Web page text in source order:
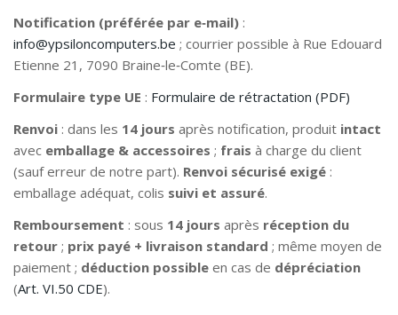
Notification (préférée par e‑mail) :
info@ypsiloncomputers.be ; courrier possible à Rue Edouard
Etienne 21, 7090 Braine‑le‑Comte (BE).
Formulaire type UE : Formulaire de rétractation (PDF)
Renvoi : dans les 14 jours après notification, produit intact
avec emballage & accessoires ; frais à charge du client
(sauf erreur de notre part). Renvoi sécurisé exigé :
emballage adéquat, colis suivi et assuré.
Remboursement : sous 14 jours après réception du
retour ; prix payé + livraison standard ; même moyen de
paiement ; déduction possible en cas de dépréciation
(Art. VI.50 CDE).